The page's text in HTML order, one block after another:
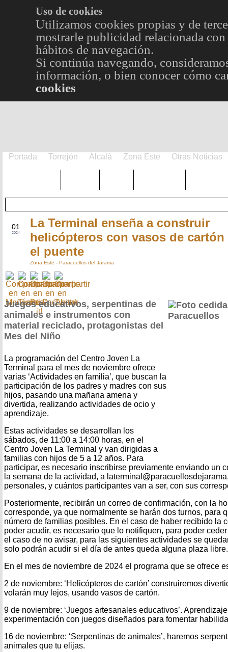
Uso de cookies
Utilizamos cookies propias y de
mostrarle publicidad relacionada
hábitos de navegación.
Si continúa navegando,
información, o bien conocer cómo
cookies
Portada Torrejón Alcalá Zona Este Otras Noticias
01
2024
La Terminal enseña a construir
helicópteros con vasos de cartón
el puente
Zona Este - Paracuellos del Jarama
Juegos educativos, serpentinas de
animales e instrumentos con
material reciclado, protagonistas del
Mes del Niño
La programación del Centro Joven La
Terminal para el mes de noviembre ofrece
varias ‘Actividades en familia’, que buscan la
participación de los padres y madres con sus
hijos, pasando una mañana amena y
divertida, realizando actividades de ocio y
aprendizaje.
Estas actividades se desarrollan los
sábados, de 11:00 a 14:00 horas, en el
Centro Joven La Terminal y van dirigidas a
familias con hijos de 5 a 12 años. Para
participar, es necesario inscribirse previamente enviando un
la semana de la actividad, a
personales, y cuántos participantes van a ser, con sus
Posteriormente, recibirán un correo de confirmación, con la
corresponde, ya que normalmente se harán dos turnos, para
número de familias posibles. En el caso de haber recibido la
poder acudir, es necesario que lo notifiquen, para poder
el caso de no avisar, para las siguientes actividades se
solo podrán acudir si el día de antes queda alguna plaza libre.
En el mes de noviembre de 2024 el programa que se ofrece
2 de noviembre: ‘Helicópteros de cartón’ construiremos
volarán muy lejos, usando vasos de cartón.
9 de noviembre: ‘Juegos artesanales educativos’.
experimentación con juegos diseñados para fomentar
16 de noviembre: ‘Serpentinas de animales’, haremos
animales que tu elijas.